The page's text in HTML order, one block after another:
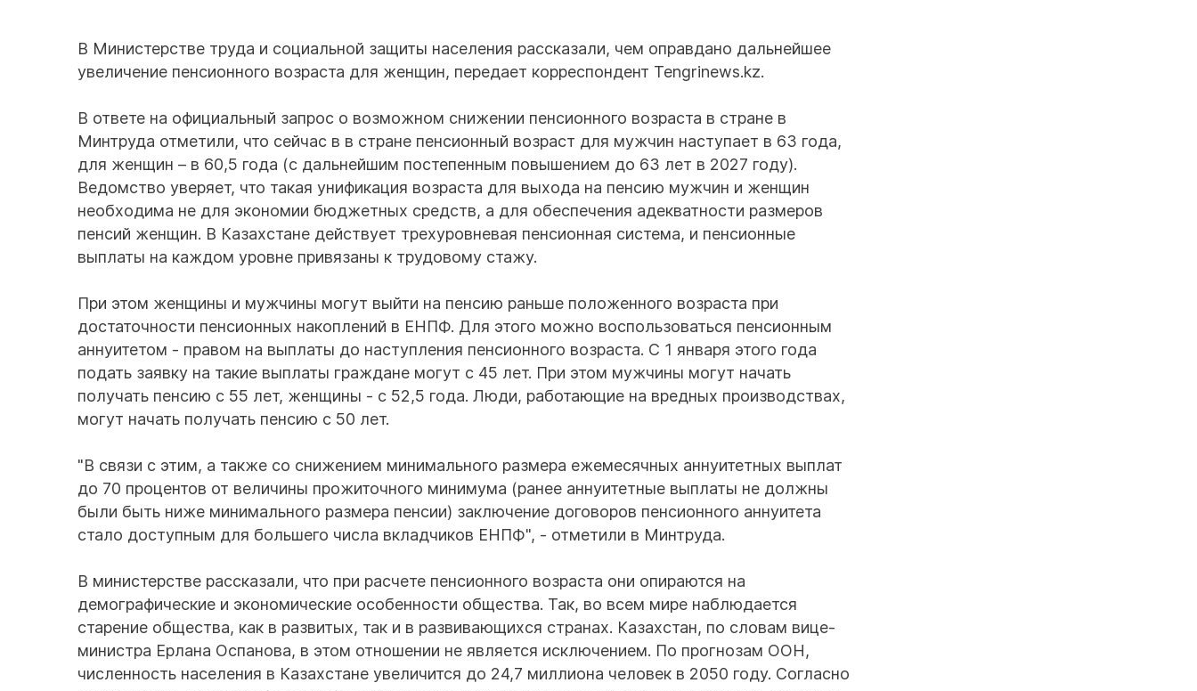
В Министерстве труда и социальной защиты населения рассказали, чем оправдано дальнейшее
увеличение пенсионного возраста для женщин, передает корреспондент Tengrinews.kz.
В ответе на официальный запрос о возможном снижении пенсионного возраста в стране в
Минтруда отметили, что сейчас в в стране пенсионный возраст для мужчин наступает в 63 года,
для женщин – в 60,5 года (с дальнейшим постепенным повышением до 63 лет в 2027 году).
Ведомство уверяет, что такая унификация возраста для выхода на пенсию мужчин и женщин
необходима не для экономии бюджетных средств, а для обеспечения адекватности размеров
пенсий женщин. В Казахстане действует трехуровневая пенсионная система, и пенсионные
выплаты на каждом уровне привязаны к трудовому стажу.
При этом женщины и мужчины могут выйти на пенсию раньше положенного возраста при
достаточности пенсионных накоплений в ЕНПФ. Для этого можно воспользоваться пенсионным
аннуитетом - правом на выплаты до наступления пенсионного возраста. С 1 января этого года
подать заявку на такие выплаты граждане могут с 45 лет. При этом мужчины могут начать
получать пенсию с 55 лет, женщины - с 52,5 года. Люди, работающие на вредных производствах,
могут начать получать пенсию с 50 лет.
"В связи с этим, а также со снижением минимального размера ежемесячных аннуитетных выплат
до 70 процентов от величины прожиточного минимума (ранее аннуитетные выплаты не должны
были быть ниже минимального размера пенсии) заключение договоров пенсионного аннуитета
стало доступным для большего числа вкладчиков ЕНПФ", - отметили в Минтруда.
В министерстве рассказали, что при расчете пенсионного возраста они опираются на
демографические и экономические особенности общества. Так, во всем мире наблюдается
старение общества, как в развитых, так и в развивающихся странах. Казахстан, по словам вице-
министра Ерлана Оспанова, в этом отношении не является исключением. По прогнозам ООН,
численность населения в Казахстане увеличится до 24,7 миллиона человек в 2050 году. Согласно